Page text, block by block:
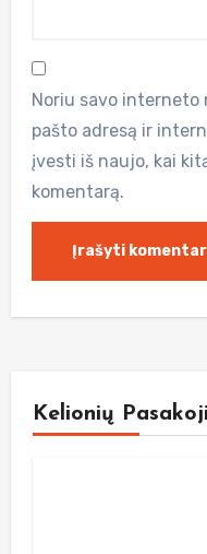
Noriu savo interneto
pašto adresą ir
įvesti iš naujo, kai
komentarą.
Kelionių